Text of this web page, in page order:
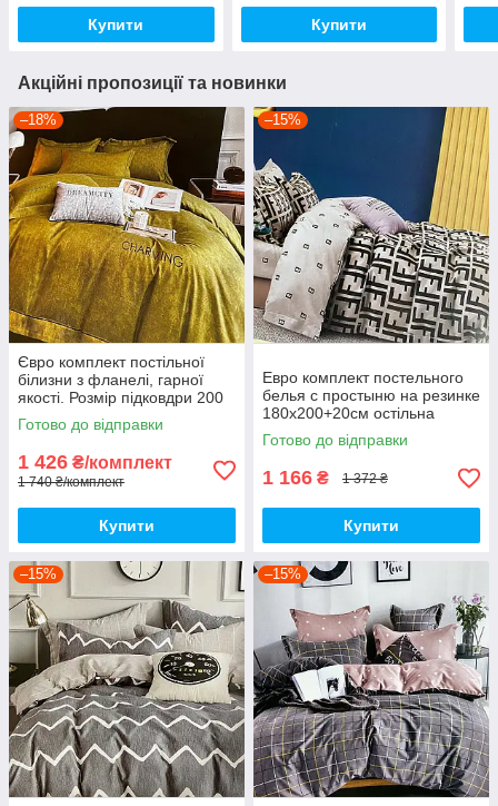
Купити Купити
Акційні пропозиції та новинки
–18%
Євро комплект постільної
білизни з фланелі, гарної
якості. Розмір підковдри 200
на 220
Готово до відправки
1 426 ₴/комплект
1 740 ₴/комплект
Купити
–15%
Евро комплект постельного
белья с простыню на резинке
180х200+20см остільна
білизна Євро комплект
Готово до відправки
1 166 ₴ 1 372 ₴
Купити
–15% –15%